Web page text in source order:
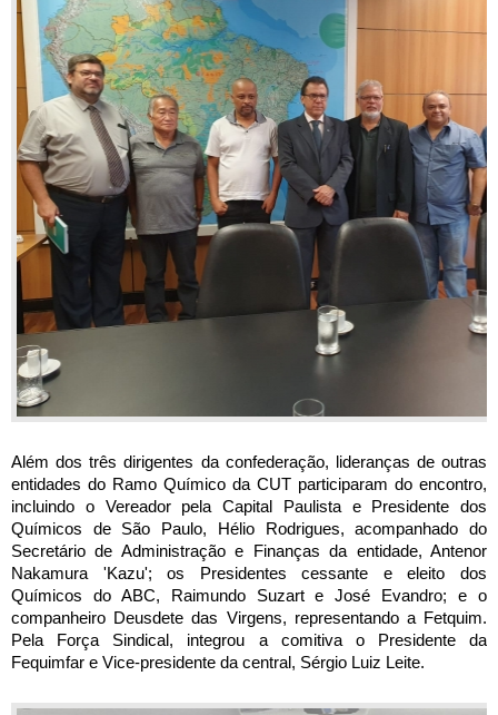
Além dos três dirigentes da confederação, lideranças de outras
entidades do Ramo Químico da CUT participaram do encontro,
incluindo o Vereador pela Capital Paulista e Presidente dos
Químicos de São Paulo, Hélio Rodrigues, acompanhado do
Secretário de Administração e Finanças da entidade, Antenor
Nakamura 'Kazu'; os Presidentes cessante e eleito dos
Químicos do ABC, Raimundo Suzart e José Evandro; e o
companheiro Deusdete das Virgens, representando a Fetquim.
Pela Força Sindical, integrou a comitiva o Presidente da
Fequimfar e Vice-presidente da central, Sérgio Luiz Leite.